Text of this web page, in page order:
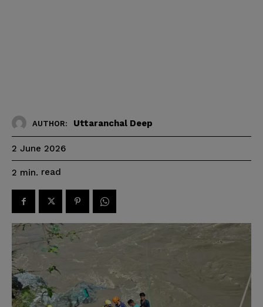
AUTHOR: Uttaranchal Deep
2 June 2026
2 min. read